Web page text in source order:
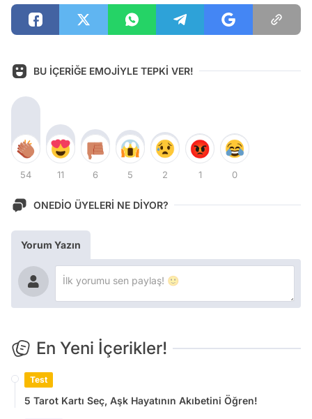
BU İÇERİĞE EMOJİYLE TEPKİ VER!
54 11 6 5 2 1 0
ONEDİO ÜYELERİ NE DİYOR?
Yorum Yazın
En Yeni İçerikler!
Test
5 Tarot Kartı Seç, Aşk Hayatının Akıbetini Öğren!